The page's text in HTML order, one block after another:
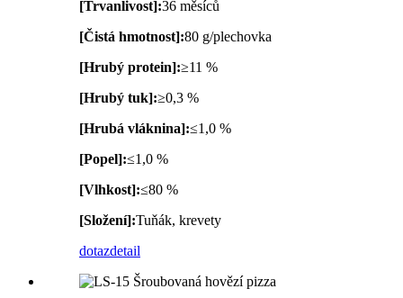
[Trvanlivost]:36 měsíců
[Čistá hmotnost]:80 g/plechovka
[Hrubý protein]:≥11 %
[Hrubý tuk]:≥0,3 %
[Hrubá vláknina]:≤1,0 %
[Popel]:≤1,0 %
[Vlhkost]:≤80 %
[Složení]:Tuňák, krevety
dotazdetail